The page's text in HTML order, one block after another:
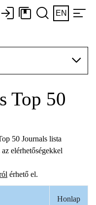
EN
Top 50
50 Journals lista
elérhetőségekkel
érhető el.
Honlap